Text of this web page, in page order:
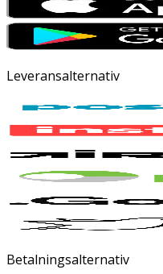
Leveransalternativ
Betalningsalternativ